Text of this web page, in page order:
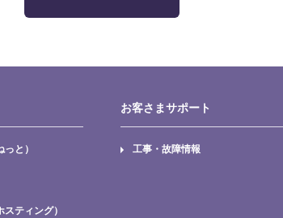
と）
ティング）
お客さまサポート
工事・故障情報